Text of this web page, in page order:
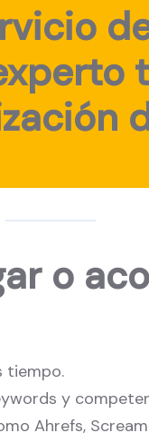
o
tiempo.
y
Ahrefs,